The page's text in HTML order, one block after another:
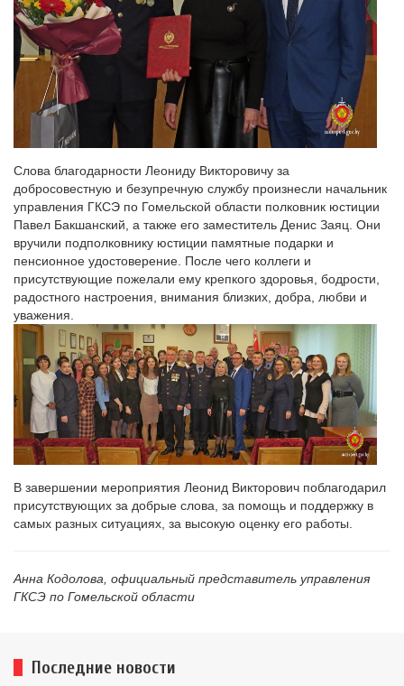
Слова благодарности Леониду Викторовичу за
добросовестную и безупречную службу произнесли начальник
управления ГКСЭ по Гомельской области полковник юстиции
Павел Бакшанский, а также его заместитель Денис Заяц. Они
вручили подполковнику юстиции памятные подарки и
пенсионное удостоверение. После чего коллеги и
присутствующие пожелали ему крепкого здоровья, бодрости,
радостного настроения, внимания близких, добра, любви и
уважения.
В завершении мероприятия Леонид Викторович поблагодарил
присутствующих за добрые слова, за помощь и поддержку в
самых разных ситуациях, за высокую оценку его работы.
Анна Кодолова, официальный представитель управления
ГКСЭ по Гомельской области
Последние новости